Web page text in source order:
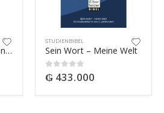
Begegnung fürs Leben, Motiv „Leuchtturm“
STUDIENBIBEL
Sein Wort – Meine Welt
0out of 5
₲ 433.000